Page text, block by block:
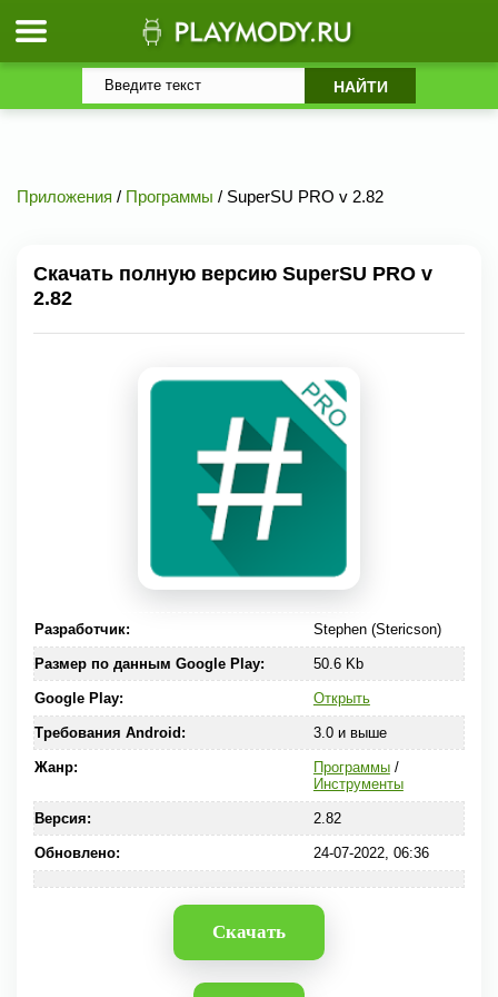
Приложения / Программы / SuperSU PRO v 2.82
Скачать полную версию SuperSU PRO v
2.82
Разработчик: Stephen (Stericson)
Размер по данным Google Play: 50.6 Kb
Google Play: Открыть
Требования Android: 3.0 и выше
Жанр: Программы/
Инструменты
Версия: 2.82
Обновлено: 24-07-2022, 06:36
Скачать